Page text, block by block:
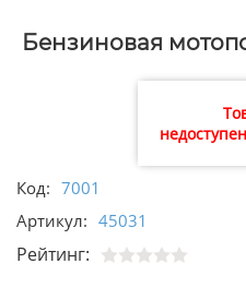
Бензиновая
Код: 7001
Артикул: 45031
Рейтинг: